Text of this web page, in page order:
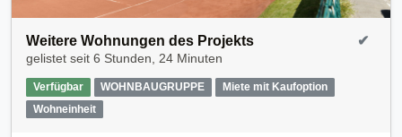
Weitere Wohnungen des Projekts
gelistet seit 6 Stunden, 24 Minuten
Verfügbar WOHNBAUGRUPPE
Miete mit Kaufoption
Wohneinheit
✔